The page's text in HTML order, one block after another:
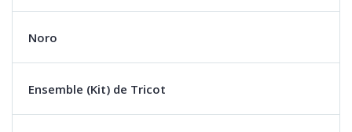
Noro
Ensemble (Kit) de Tricot